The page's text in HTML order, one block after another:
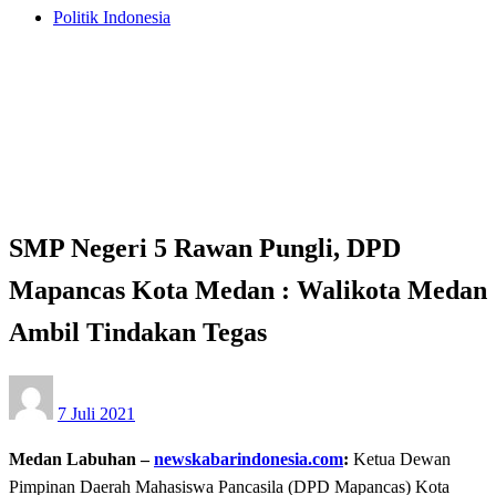
Politik Indonesia
SMP Negeri 5 Rawan Pungli, DPD
Mapancas Kota Medan : Walikota Medan
Ambil Tindakan Tegas
on
7 Juli 2021
Medan Labuhan –newskabarindonesia.com: Ketua Dewan
Pimpinan Daerah Mahasiswa Pancasila (DPD Mapancas) Kota